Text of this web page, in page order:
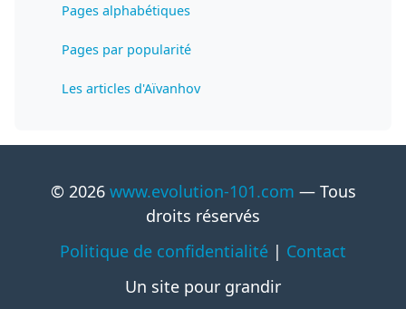
Pages alphabétiques
Pages par popularité
Les articles d'Aïvanhov
© 2026 www.evolution-101.com — Tous
droits réservés
Politique de confidentialité | Contact
Un site pour grandir